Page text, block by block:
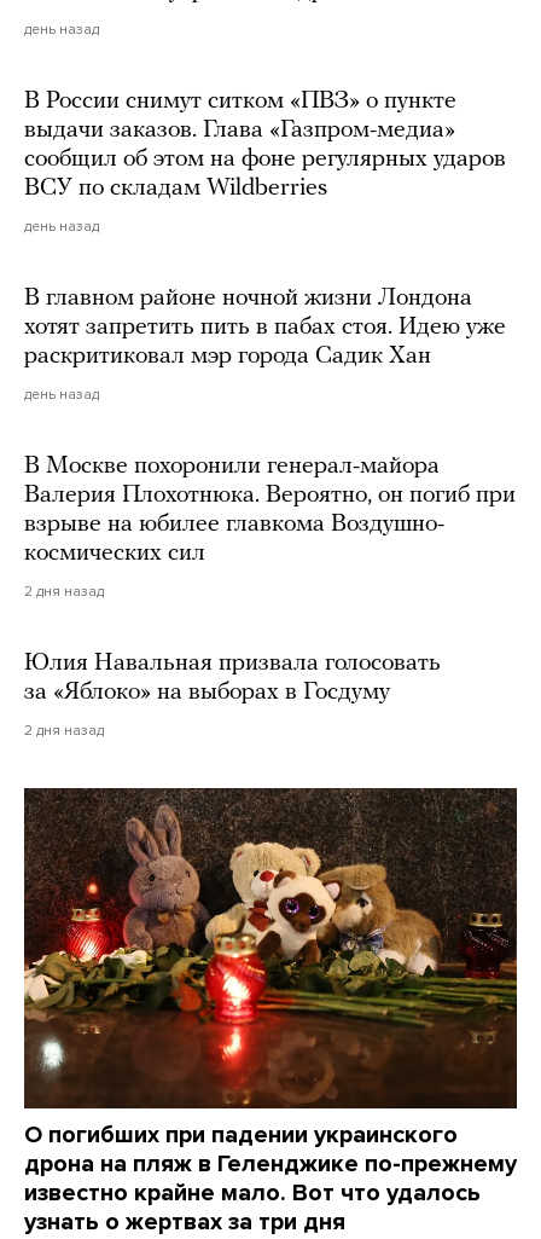
день назад
В России снимут ситком «ПВЗ» о пункте
выдачи заказов. Глава «Газпром-медиа»
сообщил об этом на фоне регулярных ударов
ВСУ по складам Wildberries
день назад
В главном районе ночной жизни Лондона
хотят запретить пить в пабах стоя. Идею уже
раскритиковал мэр города Садик Хан
день назад
В Москве похоронили генерал-майора
Валерия Плохотнюка. Вероятно, он погиб при
взрыве на юбилее главкома Воздушно-
космических сил
2 дня назад
Юлия Навальная призвала голосовать
за «Яблоко» на выборах в Госдуму
2 дня назад
О погибших при падении украинского
дрона на пляж в Геленджике по-прежнему
известно крайне мало. Вот что удалось
узнать о жертвах за три дня